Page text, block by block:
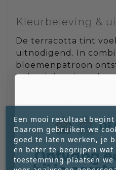
Kleurbeleving &
De terracotta tint
uitnodigend. In
bloemenpatroon
geheel dat niet
Deze kleuren
Sfeer &
Een mooi resultaat
Daarom gebruiken we
goed te laten werken, je
en beter te begrijpen
toestemming plaatsen we
Ontvang